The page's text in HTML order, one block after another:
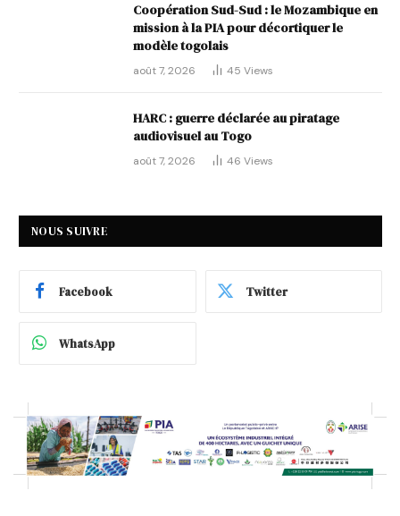
Coopération Sud-Sud : le Mozambique en
mission à la PIA pour décortiquer le
modèle togolais
août 7, 2026 45 Views
HARC : guerre déclarée au piratage
audiovisuel au Togo
août 7, 2026 46 Views
NOUS SUIVRE
Facebook Twitter
WhatsApp